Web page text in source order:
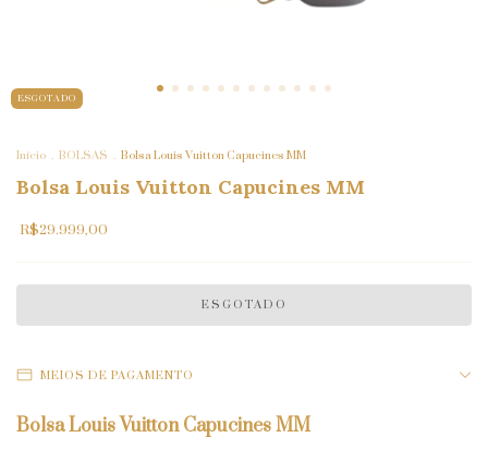
ESGOTADO
Início . BOLSAS . Bolsa Louis Vuitton Capucines MM
Bolsa Louis Vuitton Capucines MM
R$29.999,00
MEIOS DE PAGAMENTO
BolsaLouis VuittonCapucines MM